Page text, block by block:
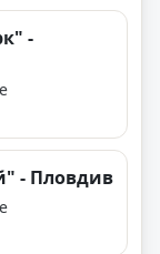
-
- Пловдив